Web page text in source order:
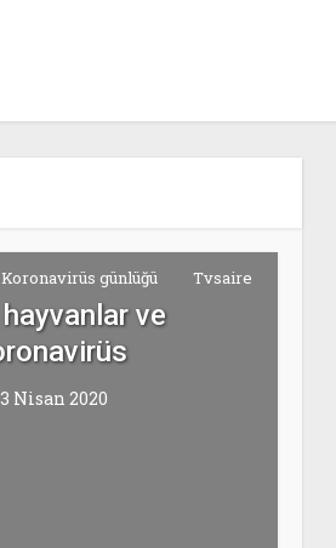
Koronavirüs günlüğü Tvsaire
ve
Nisan 2020